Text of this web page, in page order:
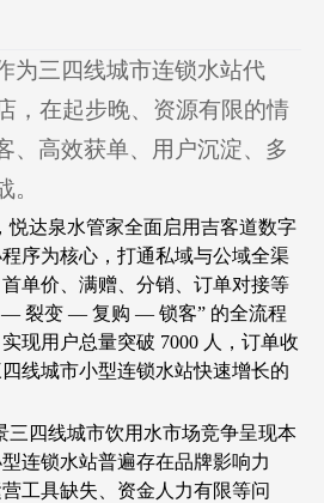
为三四线城市连锁水站代
，在起步晚、资源有限的情
、高效获单、用户沉淀、多
。
悦达泉水管家全面启用吉客道数字
序为核心，打通私域与公域全渠
单价、满赠、分销、订单对接等
— 裂变 — 复购 — 锁客” 的全流程
现用户总量突破 7000 人，订单收
线城市小型连锁水站快速增长的
三四线城市饮用水市场竞争呈现本
连锁水站普遍存在品牌影响力
工具缺失、资金人力有限等问